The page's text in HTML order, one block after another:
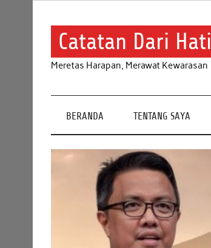
Catatan Dari Hati
Meretas Harapan, Merawat Kewarasan
BERANDA TENTANG SAYA